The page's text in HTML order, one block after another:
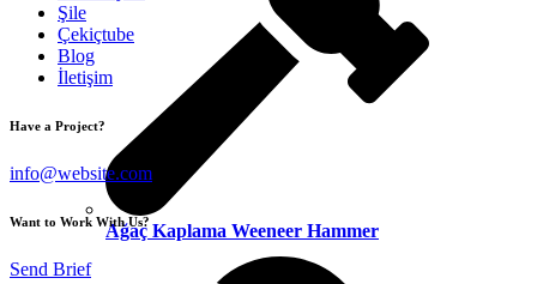
Ağaç Kaplama Weeneer Hammer
Şile
Çekiçtube
Blog
İletişim
Have a Project?
info@website.com
Want to Work With Us?
Send Brief